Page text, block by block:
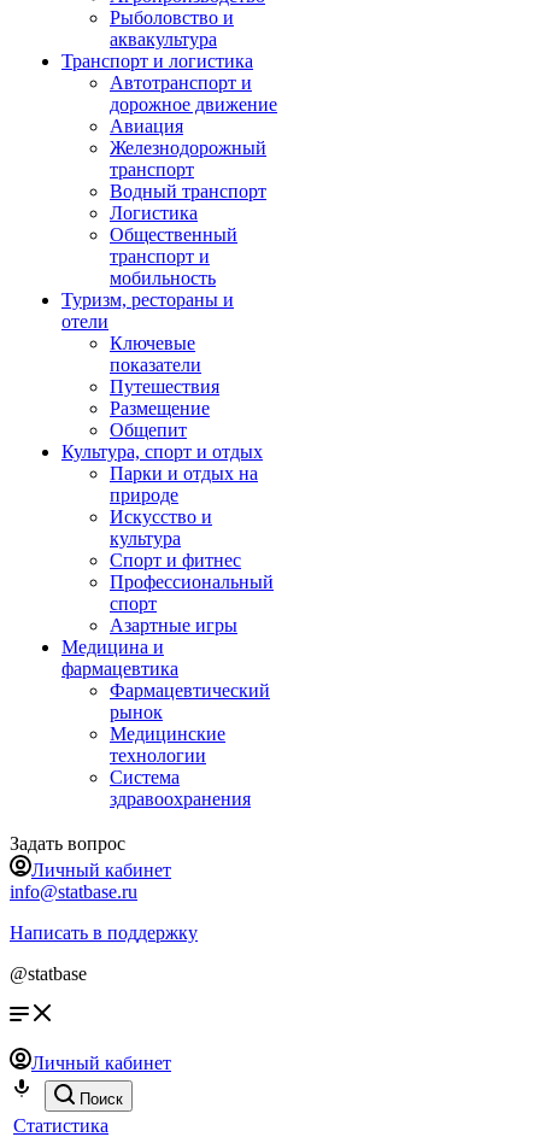
Рыболовство и
аквакультура
Транспорт и логистика
Автотранспорт и
дорожное движение
Авиация
Железнодорожный
транспорт
Водный транспорт
Логистика
Общественный
транспорт и
мобильность
Туризм, рестораны и
отели
Ключевые
показатели
Путешествия
Размещение
Общепит
Культура, спорт и отдых
Парки и отдых на
природе
Искусство и
культура
Спорт и фитнес
Профессиональный
спорт
Азартные игры
Медицина и
фармацевтика
Фармацевтический
рынок
Медицинские
технологии
Система
здравоохранения
Задать вопрос
Личный кабинет
info@statbase.ru
Написать в поддержку
@statbase
Личный кабинет
Поиск
Статистика